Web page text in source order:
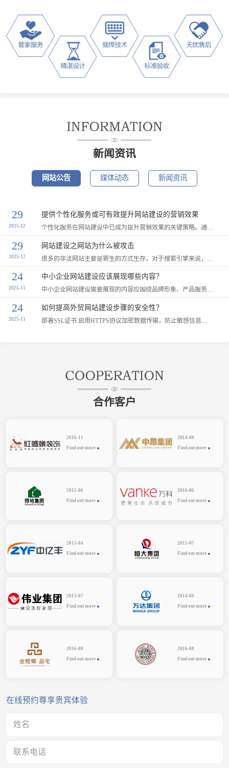
新闻资讯
网站公告 媒体动态 新闻资讯
29
2025-12
提供个性化服务或可有效提升网站建设的营销效果
个性化服务在网站建设中已成为提升营销效果的关键策略。通过定制化设计、智能化技术和专属服务体系，企业能够显著增强用户体验，提高转化率并强化品牌忠诚度。...
29
2025-12
网站建设之网站为什么被攻击
24
2025-11
中小企业网站建设应该展现哪些内容？
中小企业网站建设需要展现的内容应围绕品牌形象、产品服务、用户信任和互动体验展开，以下是核心内容框架及建议：...
24
2025-11
如何提高外贸网站建设步骤的安全性？
合作客户
2016-11
Find out more
2014-08
Find out more
2015-06
Find out more
2016-06
Find out more
2015-04
Find out more
2015-07
Find out more
2013-07
Find out more
2014-06
Find out more
2016-08
Find out more
2016-08
Find out more
在线预约尊享贵宾体验